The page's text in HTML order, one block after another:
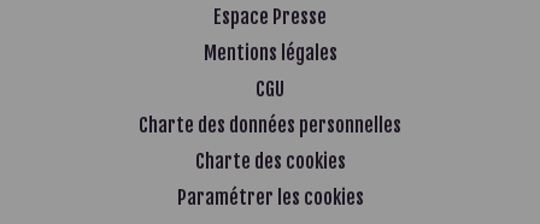
Espace Presse
Mentions légales
CGU
Charte des données personnelles
Charte des cookies
Paramétrer les cookies